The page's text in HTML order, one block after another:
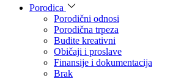
Porodica
Porodični odnosi
Porodična trpeza
Budite kreativni
Običaji i proslave
Finansije i dokumentacija
Brak